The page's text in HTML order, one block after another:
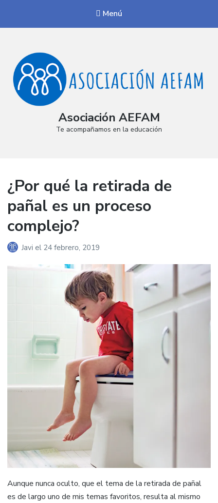
Menú
Asociación AEFAM
Te acompañamos en la educación
¿Por qué la retirada de
pañal es un proceso
complejo?
Javi el 24 febrero, 2019
Aunque nunca oculto, que el tema de la retirada de pañal
es de largo uno de mis temas favoritos, resulta al mismo